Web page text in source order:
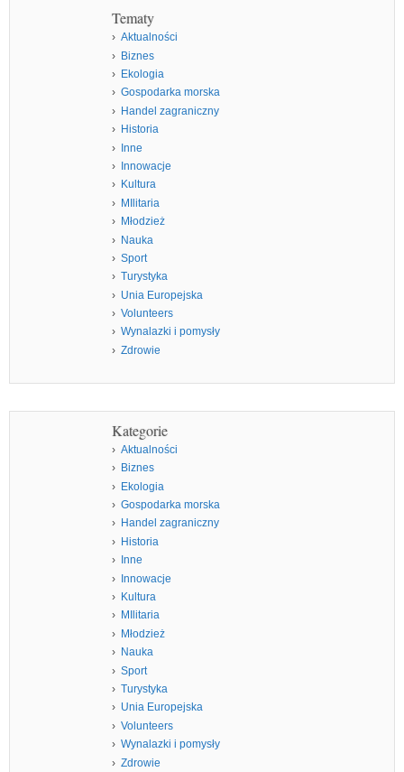
Tematy
Aktualności
Biznes
Ekologia
Gospodarka morska
Handel zagraniczny
Historia
Inne
Innowacje
Kultura
MIlitaria
Młodzież
Nauka
Sport
Turystyka
Unia Europejska
Volunteers
Wynalazki i pomysły
Zdrowie
Kategorie
Aktualności
Biznes
Ekologia
Gospodarka morska
Handel zagraniczny
Historia
Inne
Innowacje
Kultura
MIlitaria
Młodzież
Nauka
Sport
Turystyka
Unia Europejska
Volunteers
Wynalazki i pomysły
Zdrowie